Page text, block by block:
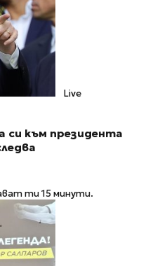
Live
си към президента
ти 15 минути.